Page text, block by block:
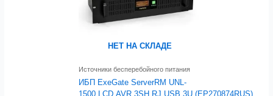
НЕТ НА СКЛАДЕ
Источники бесперебойного питания
ИБП ExeGate ServerRM UNL-
1500.LCD.AVR.3SH.RJ.USB.3U (EP270874RUS)